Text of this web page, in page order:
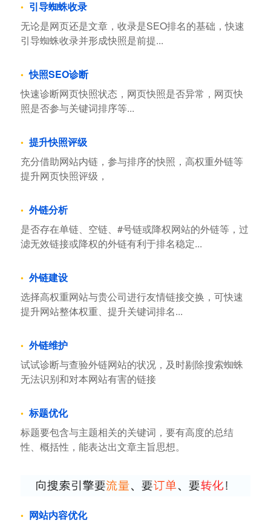
引导蜘蛛收录
无论是网页还是文章，收录是SEO排名的基础，快速
引导蜘蛛收录并形成快照是前提...
快照SEO诊断
快速诊断网页快照状态，网页快照是否异常，网页快
照是否参与关键词排序等...
提升快照评级
充分借助网站内链，参与排序的快照，高权重外链等
提升网页快照评级，
外链分析
是否存在单链、空链、#号链或降权网站的外链等，过
滤无效链接或降权的外链有利于排名稳定...
外链建设
选择高权重网站与贵公司进行友情链接交换，可快速
提升网站整体权重、提升关键词排名...
外链维护
试试诊断与查验外链网站的状况，及时剔除搜索蜘蛛
无法识别和对本网站有害的链接
标题优化
标题要包含与主题相关的关键词，要有高度的总结
性、概括性，能表达出文章主旨思想。
网站内容优化